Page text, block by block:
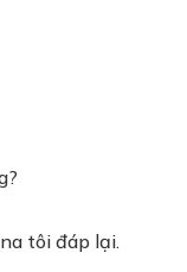
tôi đáp lại.